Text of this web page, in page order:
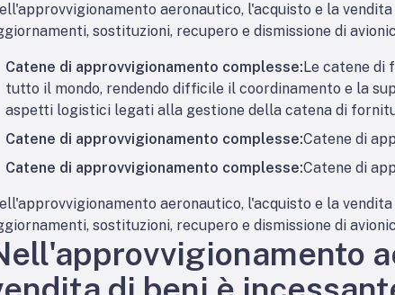
aeronautico, l'acquisto e la
sostituzioni, recupero e dismissione di
Catene di approvvigionamento complesse:Le catene di
tutto il mondo, rendendo difficile il coordinamento e la
aspetti logistici legati alla gestione della catena di
Catene di approvvigionamento complesse:Catene di
Catene di approvvigionamento complesse:Catene di
aeronautico, l'acquisto e la
sostituzioni, recupero e dismissione di